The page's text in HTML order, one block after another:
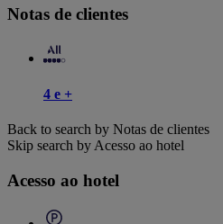
Notas de clientes
4 e +
Back to search by Notas de clientes
Skip search by Acesso ao hotel
Acesso ao hotel